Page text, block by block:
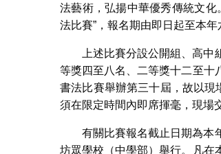
法藝術，弘揚中華優秀傳統文
法比賽”，報名期由即日起至本
上述比賽分設公開組、高
等獎四至八名、二等獎十二至十
書法比賽舉辦第三十屆，故以現
須在限定時間內即席揮毫，現場
有關比賽報名截止日期為本
坊眾學校（中學部）舉行。凡在